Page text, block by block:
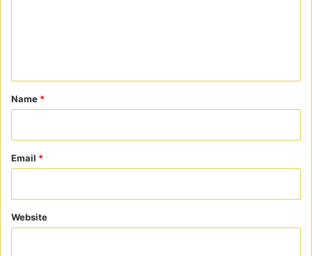
*
Name *
Email *
Website